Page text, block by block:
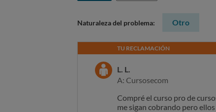
Naturaleza del problema: Otro
TU RECLAMACIÓN
L. L.
A: Cursosecom
Compré el curso pro de
me sigan cobrando pero